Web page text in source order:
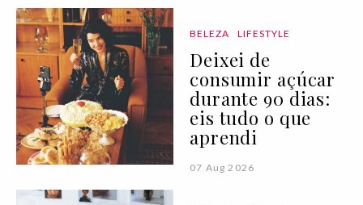
BELEZA LIFESTYLE
Deixei de
consumir açúcar
durante 90 dias:
eis tudo o que
aprendi
07 Aug 2026